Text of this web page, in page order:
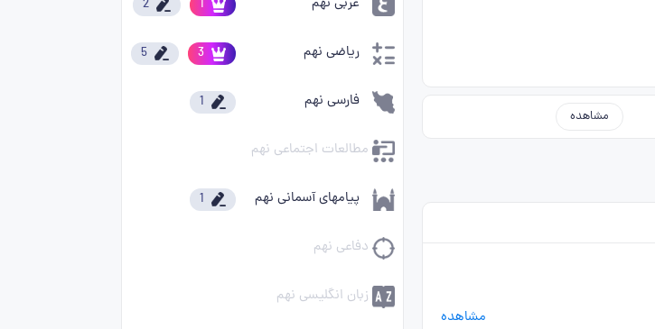
مشاهده
مشاهده
1
2
ریاضی نهم 3
5
فارسی نهم 1
مطالعات اجتماعی نهم
پیامهای آسمانی نهم 1
دفاعی نهم
زبان انگلیسی نهم